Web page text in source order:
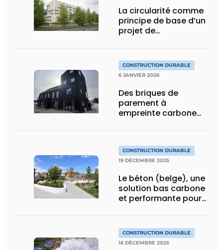
La circularité comme
principe de base d’un
projet de
CONSTRUCTION DURABLE
6 JANVIER 2026
Des briques de
parement à
empreinte carbone
durable
CONSTRUCTION DURABLE
19 DÉCEMBRE 2025
Le béton (belge), une
solution bas carbone
et performante pour
CONSTRUCTION DURABLE
16 DÉCEMBRE 2025